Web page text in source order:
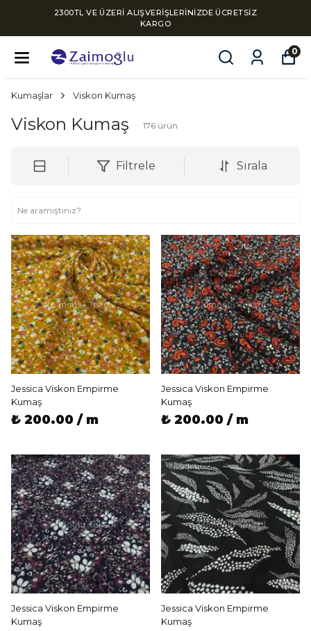
2300TL VE ÜZERİ ALIŞVERİŞLERİNİZDE ÜCRETSİZ
KARGO
0
Kumaşlar Viskon Kumaş
Viskon Kumaş 176 ürün
Filtrele Sırala
Jessica Viskon Empirme
Kumaş
₺ 200.00 / m
Jessica Viskon Empirme
Kumaş
₺ 200.00 / m
Jessica Viskon Empirme
Kumaş
Jessica Viskon Empirme
Kumaş